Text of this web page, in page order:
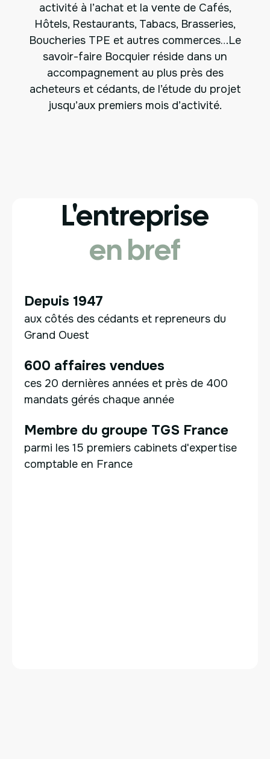
activité à l’achat et la vente de Cafés,
Hôtels, Restaurants, Tabacs, Brasseries,
Boucheries TPE et autres commerces…Le
savoir-faire Bocquier réside dans un
accompagnement au plus près des
acheteurs et cédants, de l’étude du projet
jusqu’aux premiers mois d’activité.
L'entreprise
en bref
Depuis 1947
aux côtés des cédants et repreneurs du
Grand Ouest
600 affaires vendues
ces 20 dernières années et près de 400
mandats gérés chaque année
Membre du groupe TGS France
parmi les 15 premiers cabinets d'expertise
comptable en France